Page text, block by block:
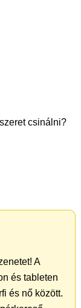
csinálni?
A
és tableten
és nő között.